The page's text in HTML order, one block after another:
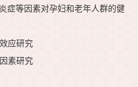
症等因素对孕妇和老年人群的健
应研究
素研究